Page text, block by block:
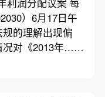
利润分配议案 每
）6月17日午
的理解出现偏
况对《2013年……